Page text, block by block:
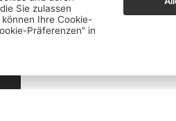
Sie zulassen
Ihre Cookie-
Präferenzen" in